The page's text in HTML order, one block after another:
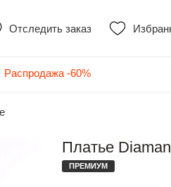
Отследить заказ
Распродажа -60%
Платье
ПРЕМИУМ